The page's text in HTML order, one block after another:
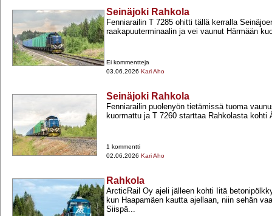
Seinäjoki Rahkola
Fenniarailin T 7285 ohitti tällä kerralla
raakapuuterminaalin ja vei vaunut Härmään
Ei kommentteja
03.06.2026 Kari Aho
Seinäjoki Rahkola
Fenniarailin puolenyön tietämissä tuoma
kuormattu ja T 7260 starttaa Rahkolasta kohti
1 kommentti
02.06.2026 Kari Aho
Rahkola
ArcticRail Oy ajeli jälleen kohti Iitä
kun Haapamäen kautta ajellaan, niin sehän
Siispä...